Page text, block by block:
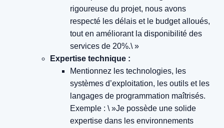
rigoureuse du projet, nous avons
respecté les délais et le budget alloués,
tout en améliorant la disponibilité des
services de 20%.\ »
Expertise technique :
Mentionnez les technologies, les
systèmes d’exploitation, les outils et les
langages de programmation maîtrisés.
Exemple : \ »Je possède une solide
expertise dans les environnements